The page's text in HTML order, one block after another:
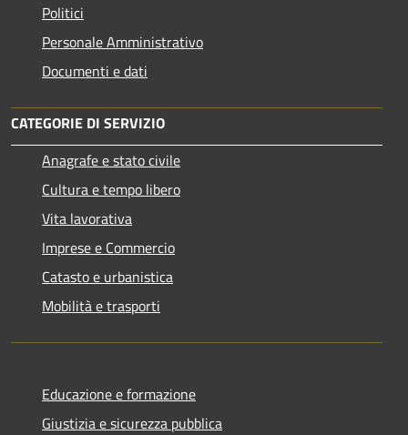
Politici
Personale Amministrativo
Documenti e dati
CATEGORIE DI SERVIZIO
Anagrafe e stato civile
Cultura e tempo libero
Vita lavorativa
Imprese e Commercio
Catasto e urbanistica
Mobilità e trasporti
Educazione e formazione
Giustizia e sicurezza pubblica